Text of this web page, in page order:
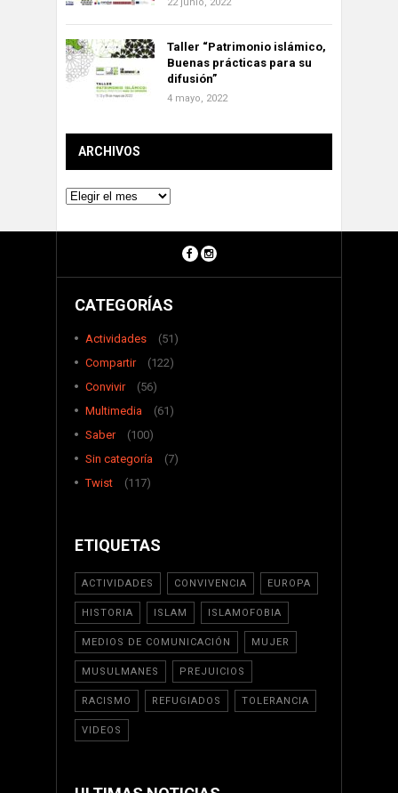
22 junio, 2022
Taller “Patrimonio islámico,
Buenas prácticas para su
difusión”
4 mayo, 2022
ARCHIVOS
Archivos
CATEGORÍAS
Actividades
(51)
Compartir
(122)
Convivir
(56)
Multimedia
(61)
Saber
(100)
Sin categoría
(7)
Twist
(117)
ETIQUETAS
ACTIVIDADES CONVIVENCIA EUROPA
HISTORIA ISLAM ISLAMOFOBIA
MEDIOS DE COMUNICACIÓN MUJER
MUSULMANES PREJUICIOS
RACISMO REFUGIADOS TOLERANCIA
VIDEOS